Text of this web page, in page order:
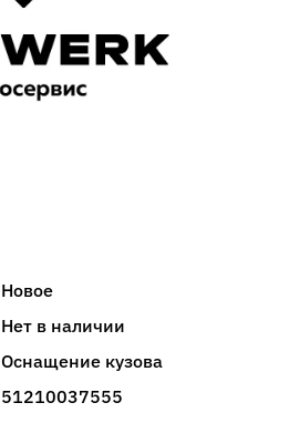
Новое
Нет в наличии
Оснащение кузова
51210037555